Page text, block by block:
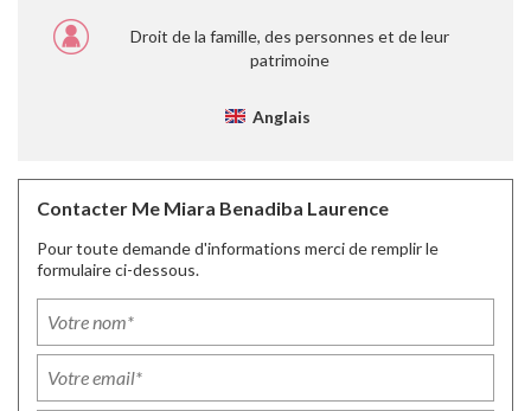
Droit de la famille, des personnes et de leur
patrimoine
Anglais
Contacter Me Miara Benadiba Laurence
Pour toute demande d'informations merci de remplir le
formulaire ci-dessous.